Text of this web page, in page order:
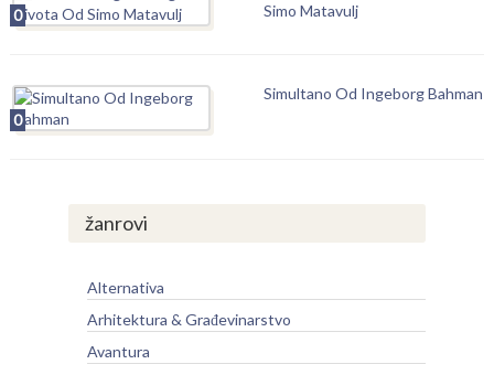
0
Simo Matavulj
0
Simultano Od Ingeborg Bahman
žanrovi
Alternativa
Arhitektura & Građevinarstvo
Avantura